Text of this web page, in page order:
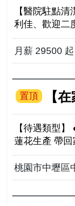
【醫院駐點清潔
利佳、歡迎二
湖）
月薪 29500 起
置頂 【
【待遇類型
蓮花生產 帶回
桃園市中壢區